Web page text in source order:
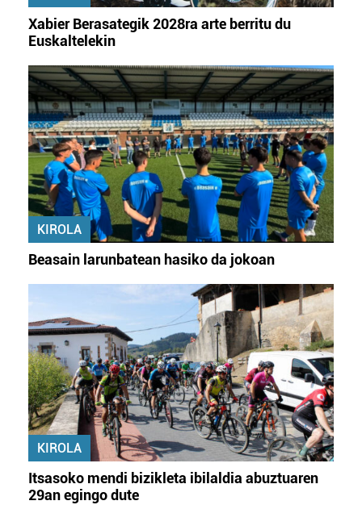
Xabier Berasategik 2028ra arte berritu du
Euskaltelekin
KIROLA
Beasain larunbatean hasiko da jokoan
KIROLA
Itsasoko mendi bizikleta ibilaldia abuztuaren
29an egingo dute